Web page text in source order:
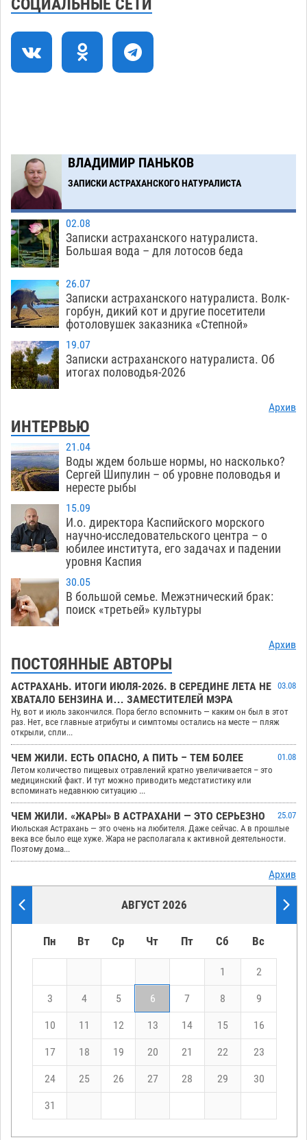
обнаружили почти полсотни стерлядей
Загрузить еще
СОЦИАЛЬНЫЕ СЕТИ
ВЛАДИМИР ПАНЬКОВ
ЗАПИСКИ АСТРАХАНСКОГО НАТУРАЛИСТА
02.08
Записки астраханского натуралиста.
Большая вода – для лотосов беда
26.07
Записки астраханского натуралиста. Волк-
горбун, дикий кот и другие посетители
фотоловушек заказника «Степной»
19.07
Записки астраханского натуралиста. Об
итогах половодья-2026
Архив
ИНТЕРВЬЮ
21.04
Воды ждем больше нормы, но насколько?
Сергей Шипулин – об уровне половодья и
нересте рыбы
15.09
И.о. директора Каспийского морского
научно-исследовательского центра – о
юбилее института, его задачах и падении
уровня Каспия
30.05
В большой семье. Межэтнический брак:
поиск «третьей» культуры
Архив
ПОСТОЯННЫЕ АВТОРЫ
АСТРАХАНЬ. ИТОГИ ИЮЛЯ-2026. В СЕРЕДИНЕ ЛЕТА НЕ
ХВАТАЛО БЕНЗИНА И… ЗАМЕСТИТЕЛЕЙ МЭРА
03.08
Ну, вот и июль закончился. Пора бегло вспомнить — каким он был в этот
раз. Нет, все главные атрибуты и симптомы остались на месте — пляж
открыли, спли...
ЧЕМ ЖИЛИ. ЕСТЬ ОПАСНО, А ПИТЬ – ТЕМ БОЛЕЕ
01.08
Летом количество пищевых отравлений кратно увеличивается – это
медицинский факт. И тут можно приводить медстатистику или
вспоминать недавнюю ситуацию ...
ЧЕМ ЖИЛИ. «ЖАРЫ» В АСТРАХАНИ — ЭТО СЕРЬЕЗНО
25.07
Июльская Астрахань — это очень на любителя. Даже сейчас. А в прошлые
века все было еще хуже. Жара не располагала к активной деятельности.
Поэтому дома...
Архив
АВГУСТ 2026
Пн Вт Ср Чт Пт Сб Вс
1 2
3 4 5 6 7 8 9
10 11 12 13 14 15 16
17 18 19 20 21 22 23
24 25 26 27 28 29 30
31